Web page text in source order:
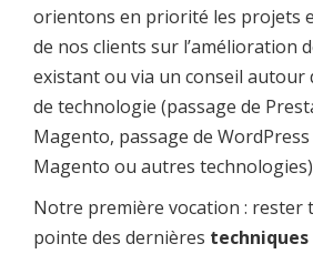
orientons en priorité les projets
de nos clients sur l’amélioration
existant ou via un conseil autour
de technologie (passage de
Magento, passage de
Magento ou autres
Notre première vocation : rester
pointe des dernières